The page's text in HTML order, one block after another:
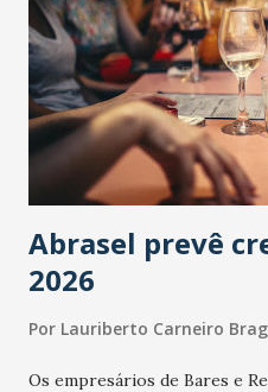
Abrasel prevê
2026
Por Lauriberto Carneiro
Os empresários de Bares e